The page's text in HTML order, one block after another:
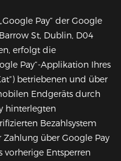
Pay“ der Google
St, Dublin, D04
erfolgt die
Pay“-Applikation Ihres
betriebenen und über
Endgeräts durch
hinterlegten
Bezahlsystem
Zahlung über Google Pay
Entsperren